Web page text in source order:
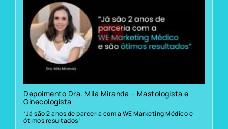
Depoimento Dra. Mila Miranda – Mastologista e
Ginecologista
“Já são 2 anos de parceria com a WE Marketing Médico e
ótimos resultados”